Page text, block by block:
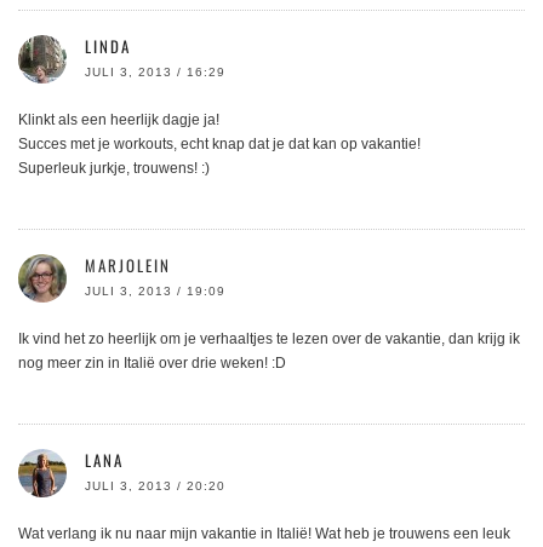
LINDA
JULI 3, 2013 / 16:29
Klinkt als een heerlijk dagje ja!
Succes met je workouts, echt knap dat je dat kan op vakantie!
Superleuk jurkje, trouwens! :)
MARJOLEIN
JULI 3, 2013 / 19:09
Ik vind het zo heerlijk om je verhaaltjes te lezen over de vakantie, dan krijg ik
nog meer zin in Italië over drie weken! :D
LANA
JULI 3, 2013 / 20:20
Wat verlang ik nu naar mijn vakantie in Italië! Wat heb je trouwens een leuk